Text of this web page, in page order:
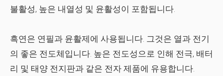
불활성, 높은 내열성 및 윤활성이 포함됩니다.
흑연은 연필과 윤활제에 사용됩니다. 그것은 열과 전기
의 좋은 전도체입니다. 높은 전도성으로 인해 전극, 배터
리 및 태양 전지판과 같은 전자 제품에 유용합니다.